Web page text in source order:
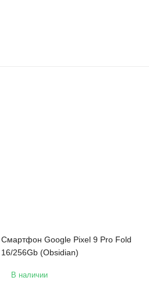
Смартфон Google Pixel 9 Pro Fold
16/256Gb (Obsidian)
В наличии